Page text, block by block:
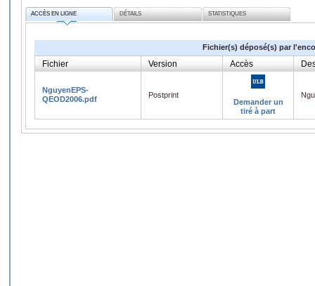
ACCÈS EN LIGNE DÉTAILS STATISTIQUES
Fichier(s) déposé(s) par
Fichier Version Accès
NguyenEPS-
QEOD2006.pdf
Postprint
Demander un
tiré à part